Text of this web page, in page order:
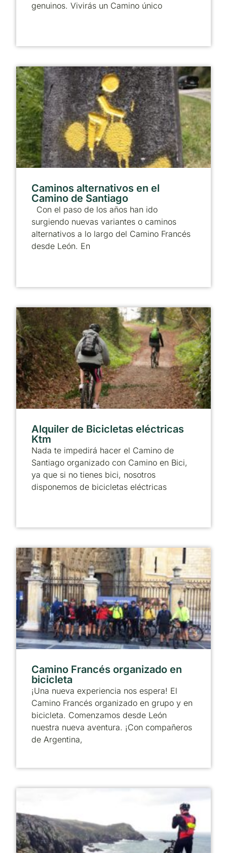
genuinos. Vivirás un Camino único
Caminos alternativos en el
Camino de Santiago
Con el paso de los años han ido
surgiendo nuevas variantes o caminos
alternativos a lo largo del Camino Francés
desde León. En
Alquiler de Bicicletas eléctricas
Ktm
Nada te impedirá hacer el Camino de
Santiago organizado con Camino en Bici,
ya que si no tienes bici, nosotros
disponemos de bicicletas eléctricas
Camino Francés organizado en
bicicleta
¡Una nueva experiencia nos espera! El
Camino Francés organizado en grupo y en
bicicleta. Comenzamos desde León
nuestra nueva aventura. ¡Con compañeros
de Argentina,